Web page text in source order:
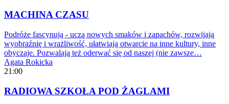
MACHINA CZASU
Podróże fascynują - uczą nowych smaków i zapachów, rozwijają
wyobraźnię i wrażliwość, ułatwiają otwarcie na inne kultury, inne
obyczaje. Pozwalają też oderwać się od naszej (nie zawsze…
Agata Rokicka
21:00
RADIOWA SZKOŁA POD ŻAGLAMI